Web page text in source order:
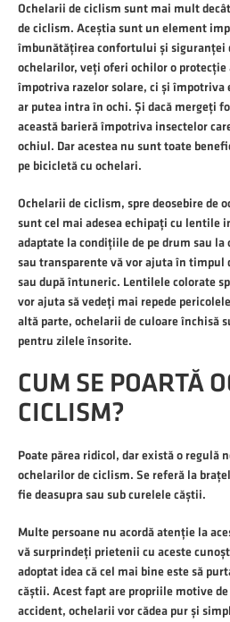
Ochelarii de ciclism sunt mai mult
de ciclism. Aceștia sunt un element
îmbunătățirea confortului și siguranței
ochelarilor, veți oferi ochilor o protecție
împotriva razelor solare, ci și
ar putea intra în ochi. Și dacă mergeți
această barieră împotriva insectelor
ochiul. Dar acestea nu sunt toate
pe bicicletă cu ochelari.
Ochelarii de ciclism, spre deosebire de
sunt cel mai adesea echipați cu lentile
adaptate la condițiile de pe drum sau
sau transparente vă vor ajuta în
sau după întuneric. Lentilele colorate
vor ajuta să vedeți mai repede
altă parte, ochelarii de culoare închisă
pentru zilele însorite.
CUM SE POARTĂ
CICLISM?
Poate părea ridicol, dar există o regulă
ochelarilor de ciclism. Se referă la
fie deasupra sau sub curelele căștii.
Multe persoane nu acordă atenție la
vă surprindeți prietenii cu aceste
adoptat idea că cel mai bine este să
căștii. Acest fapt are propriile motive
accident, ochelarii vor cădea pur și